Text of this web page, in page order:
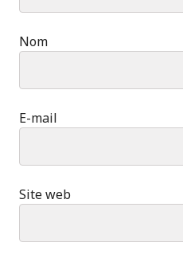
Nom
E-mail
Site web